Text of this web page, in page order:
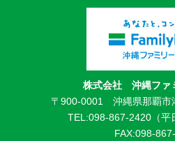
株式会社 沖縄ファ
〒900-0001 沖縄県那覇市
TEL:098-867-2420（平
FAX:098-